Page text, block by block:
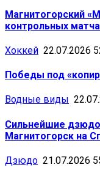
Магнитогорский
контрольных
Хоккей 22.07.2026
Победы под
Водные виды
Сильнейшие
Магнитогорск на
Дзюдо 21.07.2026